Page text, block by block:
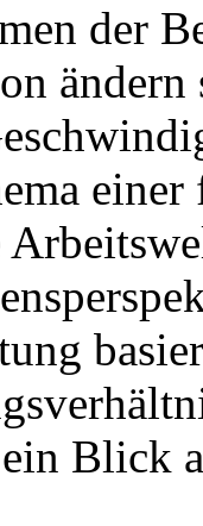
der
Blick